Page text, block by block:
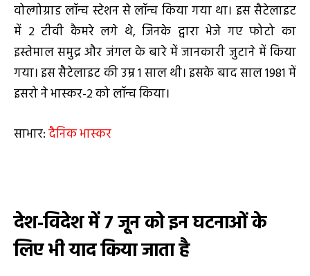
वोल्गोग्राड लॉन्च स्टेशन से लॉन्च किया गया था। इस सैटेलाइट
में 2 टीवी कैमरे लगे थे, जिनके द्वारा भेजे गए फोटो का
इस्तेमाल समुद्र और जंगल के बारे में जानकारी जुटाने में किया
गया। इस सैटेलाइट की उम्र 1 साल थी। इसके बाद साल 1981 में
इसरो ने भास्कर-2 को लॉन्च किया।
साभार:दैनिक भास्कर
देश-विदेश में7 जून को इन घटनाओं के
लिए भी याद किया जाता है